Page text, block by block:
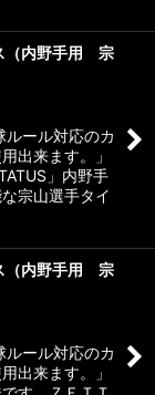
（内野手用 宗
ルール対応のカ
出来ます。」
」内野手
宗山選手タイ
（内野手用 宗
ルール対応のカ
出来ます。」